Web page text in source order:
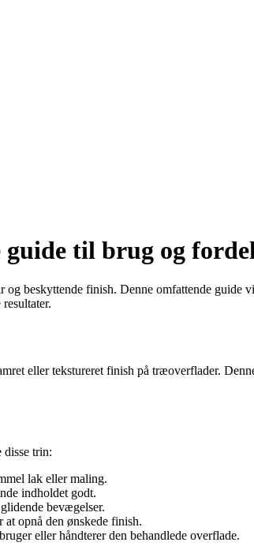
til brug og
beskyttende finish. Denne omfattende guide
eller tekstureret finish på træoverflader.
disse trin:
lak eller maling.
indholdet godt.
bevægelser.
opnå den ønskede finish.
eller håndterer den behandlede overflade.